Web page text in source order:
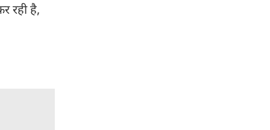
रही है,